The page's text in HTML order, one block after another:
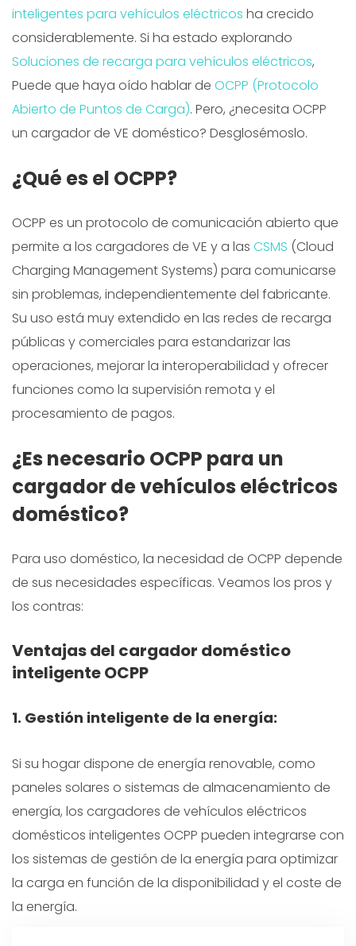
inteligentes para vehículos eléctricos ha crecido
considerablemente. Si ha estado explorando
Soluciones de recarga para vehículos eléctricos,
Puede que haya oído hablar de OCPP (Protocolo
Abierto de Puntos de Carga). Pero, ¿necesita OCPP
un cargador de VE doméstico? Desglosémoslo.
¿Qué es el OCPP?
OCPP es un protocolo de comunicación abierto que
permite a los cargadores de VE y a las CSMS (Cloud
Charging Management Systems) para comunicarse
sin problemas, independientemente del fabricante.
Su uso está muy extendido en las redes de recarga
públicas y comerciales para estandarizar las
operaciones, mejorar la interoperabilidad y ofrecer
funciones como la supervisión remota y el
procesamiento de pagos.
¿Es necesario OCPP para un
cargador de vehículos eléctricos
doméstico?
Para uso doméstico, la necesidad de OCPP depende
de sus necesidades específicas. Veamos los pros y
los contras:
Ventajas del cargador doméstico
inteligente OCPP
1. Gestión inteligente de la energía:
Si su hogar dispone de energía renovable, como
paneles solares o sistemas de almacenamiento de
energía, los cargadores de vehículos eléctricos
domésticos inteligentes OCPP pueden integrarse con
los sistemas de gestión de la energía para optimizar
la carga en función de la disponibilidad y el coste de
la energía.